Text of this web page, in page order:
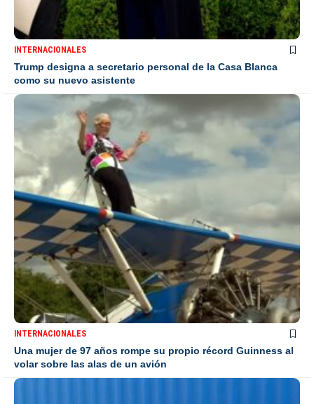
INTERNACIONALES
Trump designa a secretario personal de la Casa Blanca
como su nuevo asistente
INTERNACIONALES
Una mujer de 97 años rompe su propio récord Guinness al
volar sobre las alas de un avión